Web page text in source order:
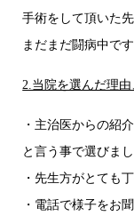
手術をして頂いた
まだまだ闘病中で
2.当院を選んだ理
・主治医からの紹
と言う事で選びまし
・先生方がとても
・電話で様子をお